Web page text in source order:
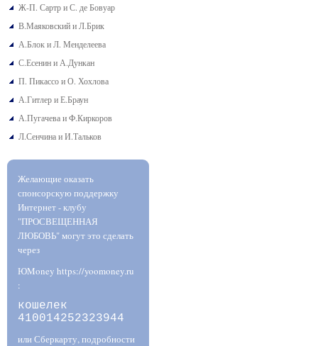
Ж-П. Сартр и С. де Бовуар
В.Маяковский и Л.Брик
А.Блок и Л. Менделеева
С.Есенин и А.Дункан
П. Пикассо и О. Хохлова
А.Гитлер и Е.Браун
А.Пугачева и Ф.Киркоров
Л.Сенчина и И.Тальков
Желающие оказать
спонсорскую поддержку
Интернет - клубу
"ПРОСВЕЩЕННАЯ
ЛЮБОВЬ" могут это сделать
через
ЮMoney https://yoomoney.ru
:
кошелек
410014252323944
или Сберкарту, подробности